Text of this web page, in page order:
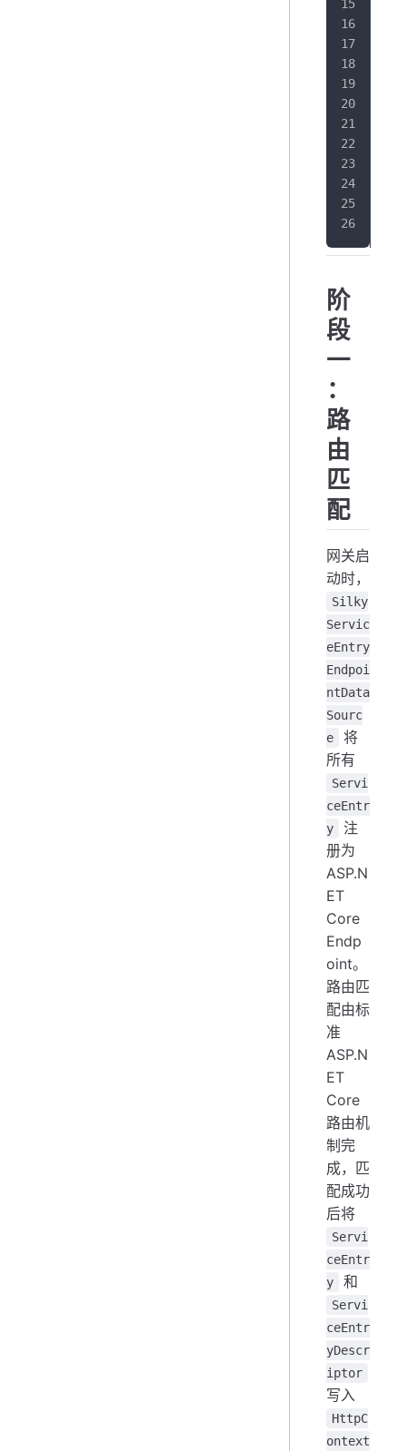
阶
段
一
：
路
由
匹
配
网关启
动时，
Silky
Servic
eEntry
Endpoi
ntData
Sourc
e
将
所有
Servi
ceEntr
y
注
册为
ASP.N
ET
Core
Endp
oint。
路由匹
配由标
准
ASP.N
ET
Core
路由机
制完
成，匹
配成功
后将
Servi
ceEntr
y
和
Servi
ceEntr
yDescr
iptor
写入
HttpC
ontext